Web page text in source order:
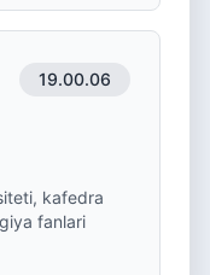
19.00.06
kafedra
fanlari